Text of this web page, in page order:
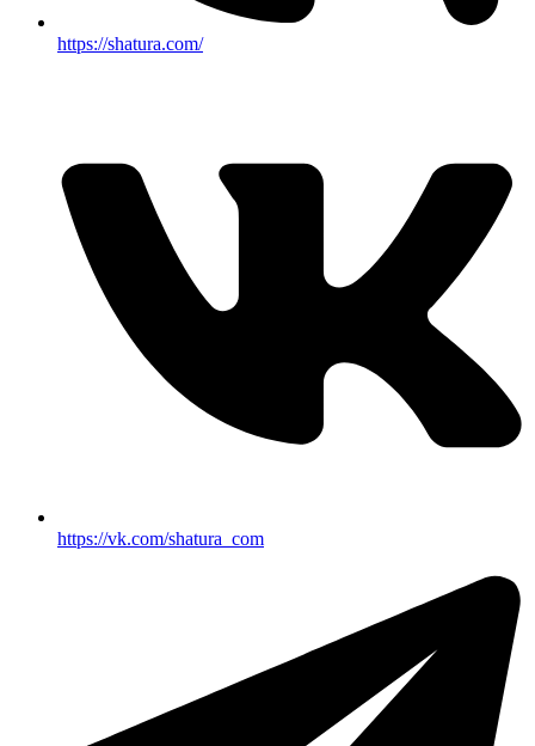
https://shatura.com/
https://vk.com/shatura_com